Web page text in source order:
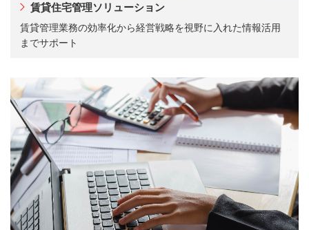
賃貸住宅管理ソリューション
賃貸管理業務の効率化から経営戦略を視野に入れた情報活用
までサポート